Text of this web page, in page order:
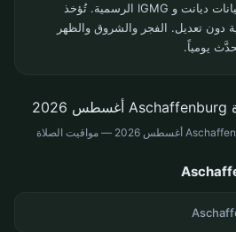
مواقيت الصلاة مبنية على بيانات ديانت و IGMG الرسمية. تُؤخذ
دون تعديل. الفجر والشروق والظهر
يومياً.